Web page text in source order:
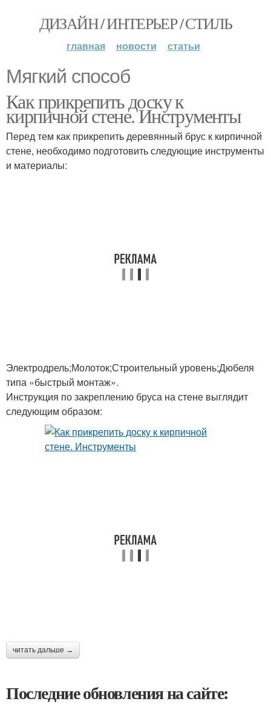
ДИЗАЙН / ИНТЕРЬЕР / СТИЛЬ
главная новости статьи
Мягкий способ
Как прикрепить доску к
кирпичной стене. Инструменты
Перед тем как прикрепить деревянный брус к кирпичной
стене, необходимо подготовить следующие инструменты
и материалы:
Электродрель;Молоток;Строительный уровень;Дюбеля
типа «быстрый монтаж».
Инструкция по закреплению бруса на стене выглядит
следующим образом:
читать дальше →
Последние обновления на сайте: